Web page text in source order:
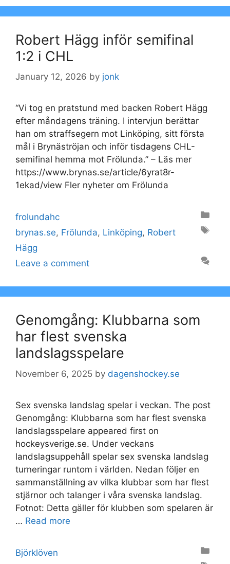
Robert Hägg inför semifinal
1:2 i CHL
January 12, 2026 by jonk
“Vi tog en pratstund med backen Robert Hägg
efter måndagens träning. I intervjun berättar
han om straffsegern mot Linköping, sitt första
mål i Brynäströjan och inför tisdagens CHL-
semifinal hemma mot Frölunda.” – Läs mer
https://www.brynas.se/article/6yrat8r-
1ekad/view Fler nyheter om Frölunda
Categories
frolundahc
Tags
brynas.se, Frölunda, Linköping, Robert
Hägg
Leave a comment
Genomgång: Klubbarna som
har flest svenska
landslagsspelare
November 6, 2025 by dagenshockey.se
Sex svenska landslag spelar i veckan. The post
Genomgång: Klubbarna som har flest svenska
landslagsspelare appeared first on
hockeysverige.se. Under veckans
landslagsuppehåll spelar sex svenska landslag
turneringar runtom i världen. Nedan följer en
sammanställning av vilka klubbar som har flest
stjärnor och talanger i våra svenska landslag.
Fotnot: Detta gäller för klubben som spelaren är
… Read more
Categories
Björklöven